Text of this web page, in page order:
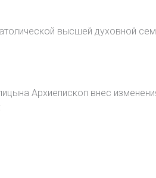
высшей духовной
Архиепископ внес